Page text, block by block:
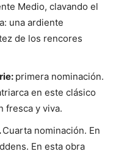
Medio, clavando el
una ardiente
de los rencores
primera nominación.
en este clásico
fresca y viva.
Cuarta nominación. En
En esta obra